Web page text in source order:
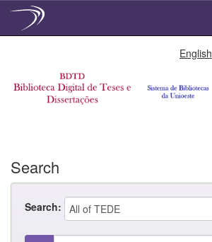
English
Search
Search: